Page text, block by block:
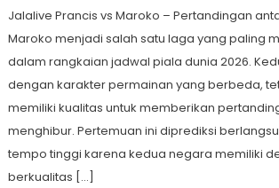
Jalalive Prancis vs Maroko – Pertandingan
Maroko menjadi salah satu laga yang paling
dalam rangkaian jadwal piala dunia 2026.
dengan karakter permainan yang berbeda,
memiliki kualitas untuk memberikan
menghibur. Pertemuan ini diprediksi
tempo tinggi karena kedua negara memiliki
berkualitas […]